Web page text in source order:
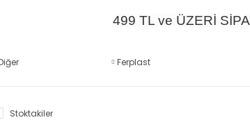
499 TL ve ÜZERİ
Ferplast
Stoktakiler